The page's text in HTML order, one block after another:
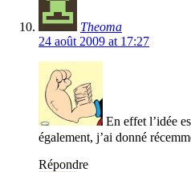
Theoma
24 août 2009 at 17:27
En effet l’idée
également, j’ai donné
Répondre